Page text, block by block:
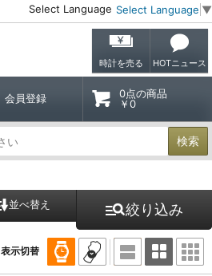
Select Language Select Language ▼
時計を売る HOTニュース
会員登録
0点の商品
￥0
検索
並べ替え 絞り込み
表示切替